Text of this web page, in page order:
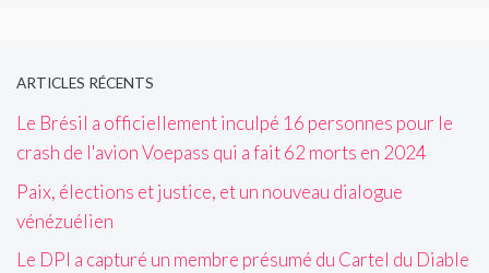
ARTICLES RÉCENTS
Le Brésil a officiellement inculpé 16 personnes pour le
crash de l'avion Voepass qui a fait 62 morts en 2024
Paix, élections et justice, et un nouveau dialogue
vénézuélien
Le DPI a capturé un membre présumé du Cartel du Diable